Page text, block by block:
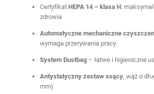
Certyfikat HEPA 14 – klasa H:
zdrowia
Automatyczne mechaniczne
wymaga przerywania pracy
System Dustbag – łatwe i higieniczne
Antystatyczny zestaw ssący, wąż o
mm)